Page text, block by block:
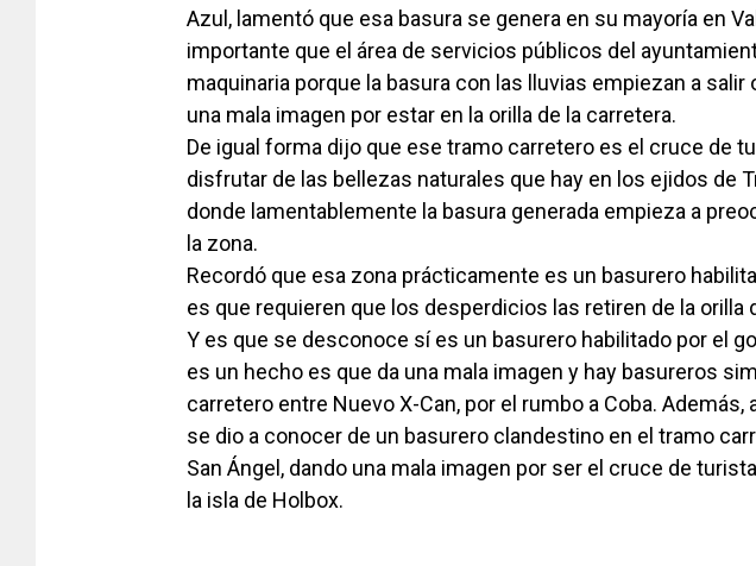
Azul, lamentó que esa basura se genera en su mayoría en
importante que el área de servicios públicos del
maquinaria porque la basura con las lluvias empiezan a
una mala imagen por estar en la orilla de la carretera.
De igual forma dijo que ese tramo carretero es el cruce de
disfrutar de las bellezas naturales que hay en los ejidos de
donde lamentablemente la basura generada empieza a
la zona.
Recordó que esa zona prácticamente es un basurero
es que requieren que los desperdicios las retiren de la orilla
Y es que se desconoce sí es un basurero habilitado por el
es un hecho es que da una mala imagen y hay basureros
carretero entre Nuevo X-Can, por el rumbo a Coba. Además,
se dio a conocer de un basurero clandestino en el tramo
San Ángel, dando una mala imagen por ser el cruce de
la isla de Holbox.